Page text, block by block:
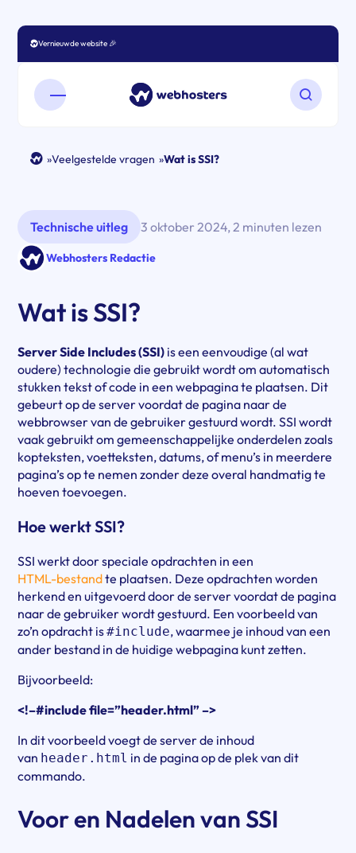
Vernieuwde website 🎉
Open mobiel menu Zoeken
»Veelgestelde vragen »Wat is SSI?
Technische uitleg 3 oktober 2024,2 minuten lezen
Webhosters Redactie
Wat is SSI?
Server Side Includes (SSI) is een eenvoudige (al wat
oudere) technologie die gebruikt wordt om automatisch
stukken tekst of code in een webpagina te plaatsen. Dit
gebeurt op de server voordat de pagina naar de
webbrowser van de gebruiker gestuurd wordt. SSI wordt
vaak gebruikt om gemeenschappelijke onderdelen zoals
kopteksten, voetteksten, datums, of menu’s in meerdere
pagina’s op te nemen zonder deze overal handmatig te
hoeven toevoegen.
Hoe werkt SSI?
SSI werkt door speciale opdrachten in een
HTML-bestandte plaatsen. Deze opdrachten worden
herkend en uitgevoerd door de server voordat de pagina
naar de gebruiker wordt gestuurd. Een voorbeeld van
zo’n opdracht is#include, waarmee je inhoud van een
ander bestand in de huidige webpagina kunt zetten.
Bijvoorbeeld:
<!–#include file=”header.html” –>
In dit voorbeeld voegt de server de inhoud
van header.html in de pagina op de plek van dit
commando.
Voor en Nadelen van SSI